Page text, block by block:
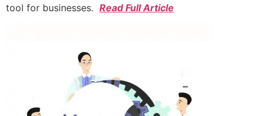
tool for businesses. Read Full Article